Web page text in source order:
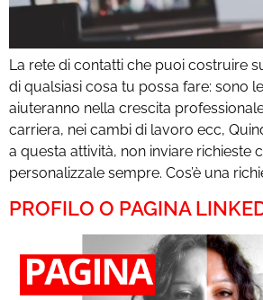
La rete di contatti che puoi costruire
di qualsiasi cosa tu possa fare: sono
aiuteranno nella crescita
carriera, nei cambi di lavoro ecc,
a questa attività, non inviare richieste
personalizzale sempre. Cos’è una
PROFILO O PAGINA